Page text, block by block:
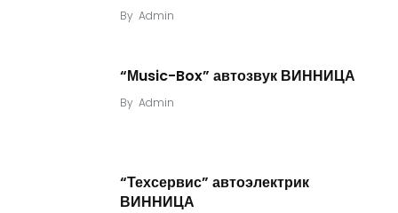
By Admin
“Мusic-Box” автозвук ВИННИЦА
By Admin
“Техсервис” автоэлектрик
ВИННИЦА